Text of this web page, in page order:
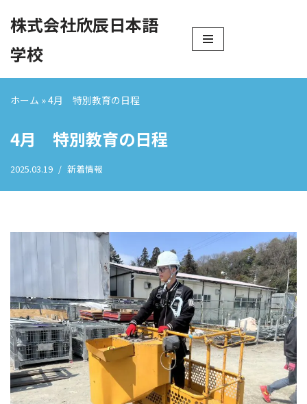
コ
ン
ツ
ス
ッ
プ
株式会社欣辰日本語
学校
ホーム »4月 特別教育の日程
4月 特別教育の日程
2025.03.19 新着情報